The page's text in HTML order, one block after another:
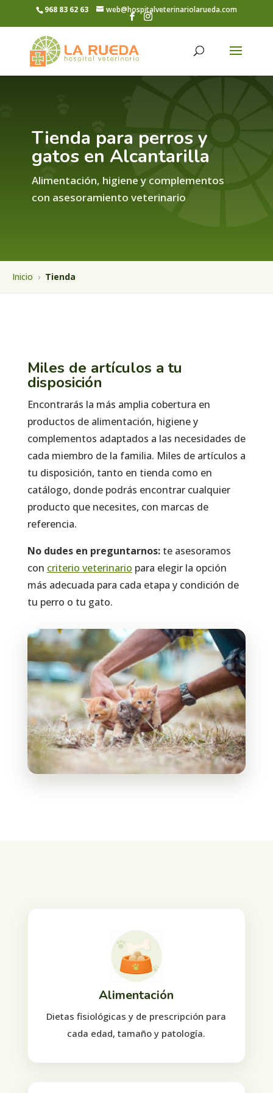
968 83 62 63 web@hospitalveterinariolarueda.com
Tienda para perros y
gatos en Alcantarilla
Alimentación, higiene y complementos
con asesoramiento veterinario
Inicio › Tienda
Miles de artículos a tu
disposición
Encontrarás la más amplia cobertura en
productos de alimentación, higiene y
complementos adaptados a las necesidades de
cada miembro de la familia. Miles de artículos a
tu disposición, tanto en tienda como en
catálogo, donde podrás encontrar cualquier
producto que necesites, con marcas de
referencia.
No dudes en preguntarnos:te asesoramos
con criterio veterinario para elegir la opción
más adecuada para cada etapa y condición de
tu perro o tu gato.
Alimentación
Dietas fisiológicas y de prescripción para
cada edad, tamaño y patología.